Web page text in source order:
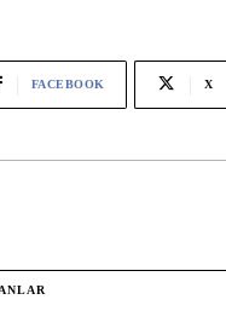
FACEBOOK X